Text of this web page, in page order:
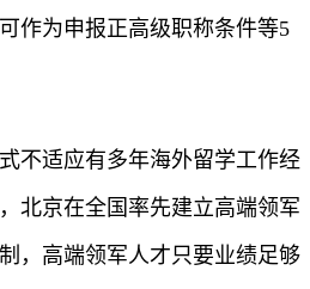
作为申报正高级职称条件等5
不适应有多年海外留学工作经
北京在全国率先建立高端领军
，高端领军人才只要业绩足够